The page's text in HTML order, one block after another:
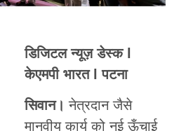
डिजिटल न्यूज़ डेस्क l
केएमपी भारत l पटना
सिवान। नेत्रदान जैसे
मानवीय कार्य को नई ऊँचाई